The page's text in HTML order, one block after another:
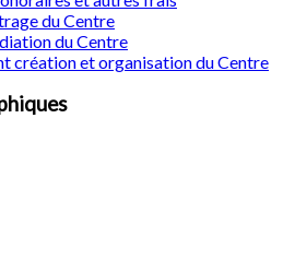
du Centre
du Centre
création et organisation du Centre